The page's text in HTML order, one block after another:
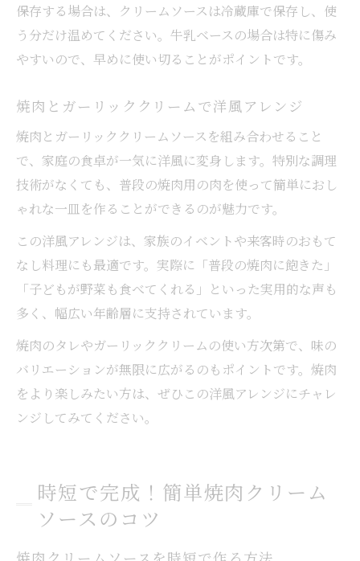
保存する場合は、クリームソースは冷蔵庫で保存し、使
う分だけ温めてください。牛乳ベースの場合は特に傷み
やすいので、早めに使い切ることがポイントです。
焼肉とガーリッククリームで洋風アレンジ
焼肉とガーリッククリームソースを組み合わせること
で、家庭の食卓が一気に洋風に変身します。特別な調理
技術がなくても、普段の焼肉用の肉を使って簡単におし
ゃれな一皿を作ることができるのが魅力です。
この洋風アレンジは、家族のイベントや来客時のおもて
なし料理にも最適です。実際に「普段の焼肉に飽きた」
「子どもが野菜も食べてくれる」といった実用的な声も
多く、幅広い年齢層に支持されています。
焼肉のタレやガーリッククリームの使い方次第で、味の
バリエーションが無限に広がるのもポイントです。焼肉
をより楽しみたい方は、ぜひこの洋風アレンジにチャレ
ンジしてみてください。
時短で完成！簡単焼肉クリーム
ソースのコツ